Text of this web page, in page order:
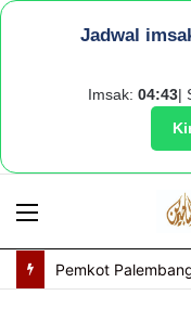
Jadwal
Imsak: 04:43|
Menu